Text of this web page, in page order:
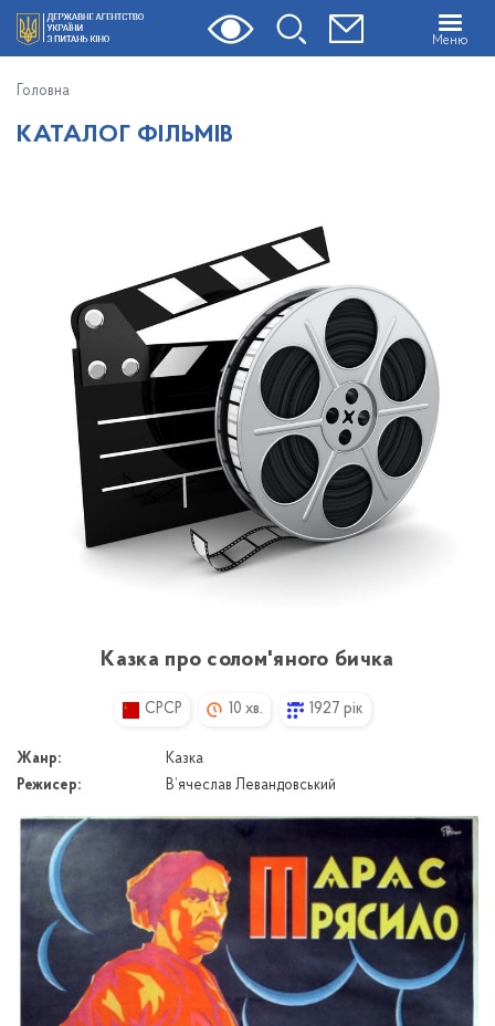
Меню
Головна
КАТАЛОГ ФІЛЬМІВ
Казка про солом'яного бичка
CPCP 10 хв. 1927 рік
Жанр:
Казка
Режисер:
В’ячеслав Левандовський